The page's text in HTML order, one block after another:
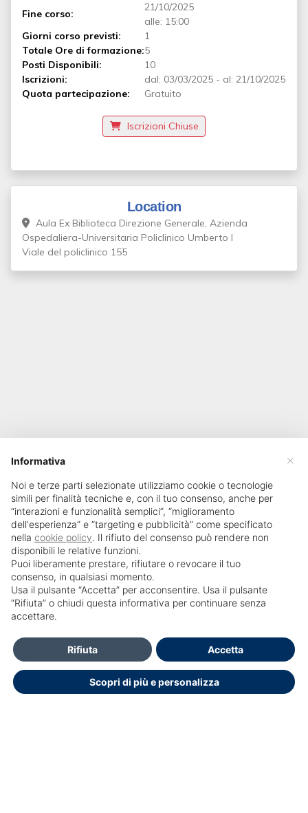
Fine corso:
21/10/2025
alle: 15:00
Giorni corso previsti:
1
Totale Ore di formazione:5
Posti Disponibili:
10
Iscrizioni:
dal: 03/03/2025 - al: 21/10/2025
Quota partecipazione:
Gratuito
Iscrizioni Chiuse
Location
Aula Ex Biblioteca Direzione Generale, Azienda
Ospedaliera-Universitaria Policlinico Umberto I
Viale del policlinico 155
SailPortal 8.5.1 build 18
Contatti
Per l'assistenza informatica scrivere a:
formazione.ecm@policlinicoumberto1.it
×
Informativa
Noi e terze parti selezionate utilizziamo cookie o tecnologie
simili per finalità tecniche e, con il tuo consenso, anche per
“interazioni e funzionalità semplici”, “miglioramento
dell'esperienza” e “targeting e pubblicità” come specificato
nella cookie policy. Il rifiuto del consenso può rendere non
disponibili le relative funzioni.
Puoi liberamente prestare, rifiutare o revocare il tuo
consenso, in qualsiasi momento.
Usa il pulsante “Accetta” per acconsentire. Usa il pulsante
“Rifiuta” o chiudi questa informativa per continuare senza
accettare.
Scopri di più e personalizza
Rifiuta Accetta